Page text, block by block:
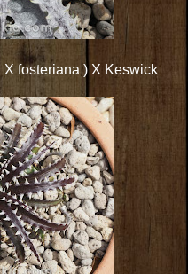
fosteriana ) X Keswick